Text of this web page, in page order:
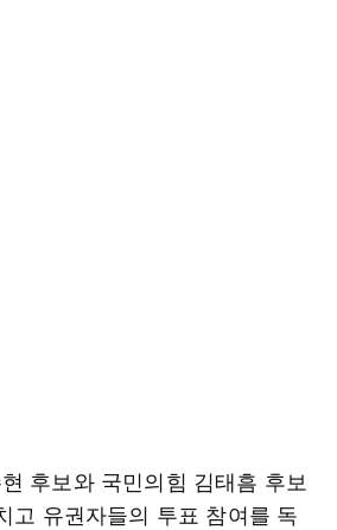
후보와 국민의힘 김태흠 후보
고 유권자들의 투표 참여를 독